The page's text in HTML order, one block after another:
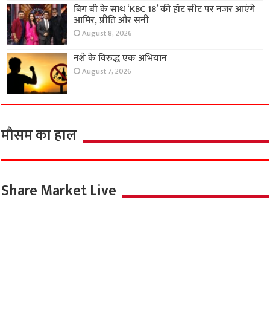
बिग बी के साथ ‘KBC 18’ की हॉट सीट पर नजर आएंगे
आमिर, प्रीति और सनी
August 8, 2026
नशे के विरुद्ध एक अभियान
August 7, 2026
मौसम का हाल
Share Market Live